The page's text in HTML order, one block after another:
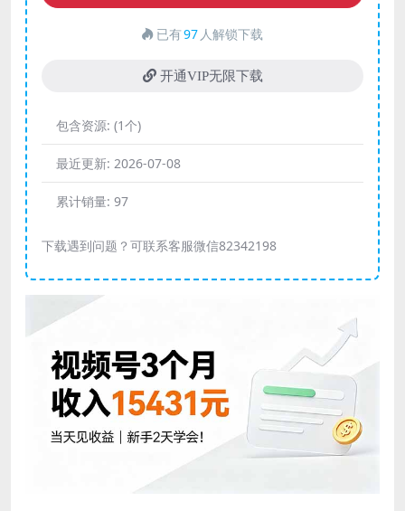
已有97 人解锁下载
开通VIP无限下载
包含资源: (1个)
最近更新: 2026-07-08
累计销量: 97
下载遇到问题？可联系客服微信82342198